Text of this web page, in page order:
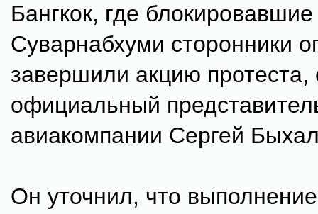
Бангкок, где
Суварнабхуми сторонники
завершили акцию
официальный
авиакомпании Сергей
Он уточнил, что